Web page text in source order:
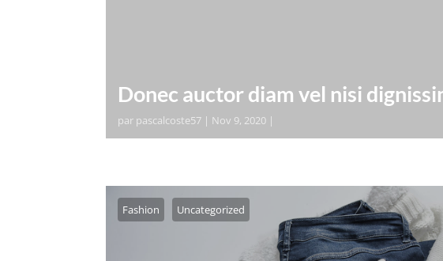
Donec auctor diam vel nisi
par pascalcoste57 | Nov 9, 2020 |
pharetra tortor dui, vel accumsan ligula suscipit vitae.
Pellentesque mollis, odio nec...
Fashion Uncategorized